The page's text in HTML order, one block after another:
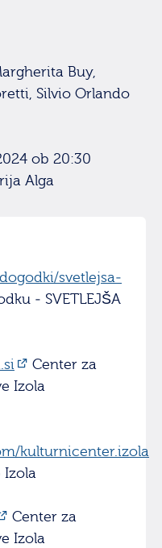
Buy,
Silvio Orlando
ob 20:30
Alga
svetlejsa-
- SVETLEJŠA
Center za
Izola
kulturnicenter.izola
Izola
Center za
Izola